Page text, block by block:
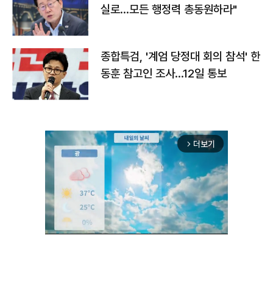
실로…모든 행정력 총동원하라"
종합특검, '계엄 당정대 회의 참석' 한
동훈 참고인 조사...12일 통보
arrow_forward_ios 더보기